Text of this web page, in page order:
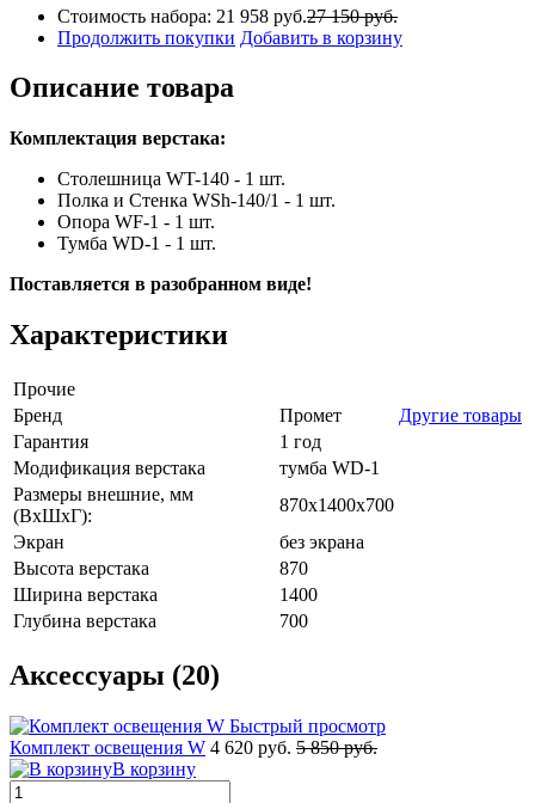
Стоимость набора: 21 958 руб.27 150 руб.
Продолжить покупки Добавить в корзину
Описание товара
Комплектация верстака:
Столешница WT-140 - 1 шт.
Полка и Стенка WSh-140/1 - 1 шт.
Опора WF-1 - 1 шт.
Тумба WD-1 - 1 шт.
Поставляется в разобранном виде!
Характеристики
Прочие
Бренд
Промет
Другие товары
Гарантия
1 год
Модификация верстака
тумба WD-1
Размеры внешние, мм
(ВхШхГ):
870x1400x700
Экран
без экрана
Высота верстака
870
Ширина верстака
1400
Глубина верстака
700
Аксессуары (20)
Быстрый просмотр
Комплект освещения W 4 620 руб. 5 850 руб.
В корзину